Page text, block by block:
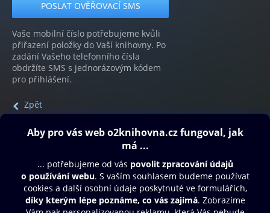
Vaše mobilní číslo potřebujeme kvůli
přiřazení položky do Vaší knihovny. Po
zadání Vašeho telefonního čísla
obdržíte SMS s jednorázovým kódem
pro přihlášení.
Zpět
Obsah ke stažení
Moje O2 Knihovna